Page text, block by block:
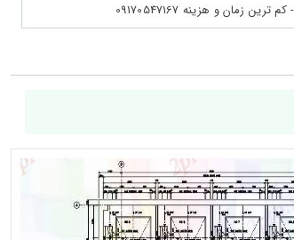
و هزینه 09170547167